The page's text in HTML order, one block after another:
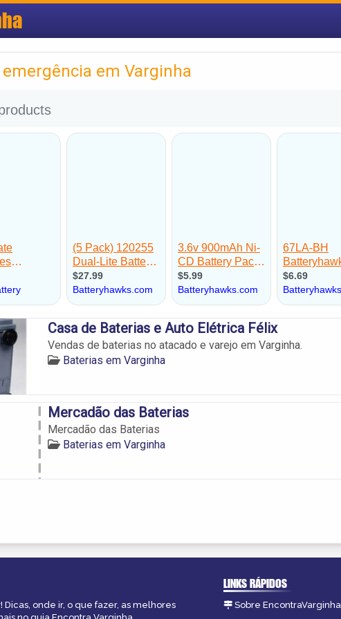
em Varginha
Casa de Baterias e Auto Elétrica Félix
Vendas de baterias no atacado e varejo em Varginha.
Baterias em Varginha
Mercadão das Baterias
Mercadão das Baterias
Baterias em Varginha
onde ir, o que fazer, as melhores
LINKS RÁPIDOS
Sobre EncontraVarginha